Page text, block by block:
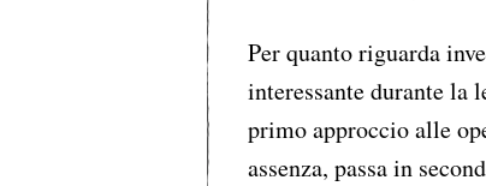
Per quanto riguarda
interessante durante la
primo approccio alle
assenza, passa in